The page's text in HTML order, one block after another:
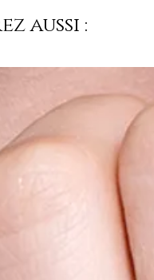
aussi :